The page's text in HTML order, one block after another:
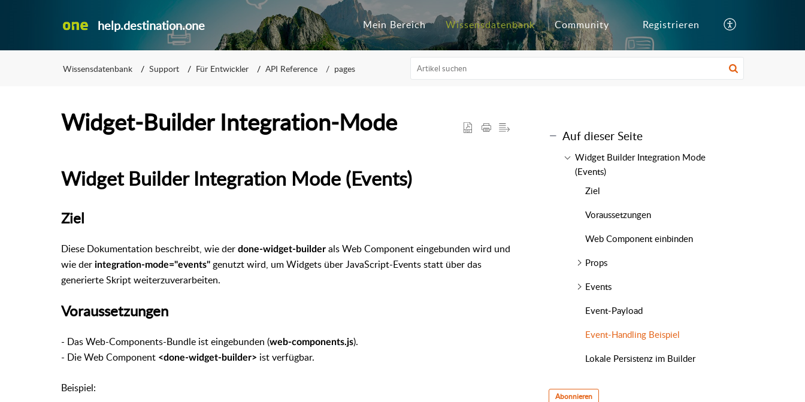
help.destination.one Mein Bereich Wissensdatenbank Community Registrieren
Wissensdatenbank Support Für Entwickler API Reference pages
Widget-Builder Integration-Mode
Widget Builder Integration Mode (Events)
Ziel
Diese Dokumentation beschreibt, wie der done-widget-builder als Web Component eingebunden wird und
wie der integration-mode="events" genutzt wird, um Widgets über JavaScript-Events statt über das
generierte Skript weiterzuverarbeiten.
Voraussetzungen
- Das Web-Components-Bundle ist eingebunden (web-components.js).
- Die Web Component <done-widget-builder> ist verfügbar.
Beispiel:
Auf dieser Seite
Widget Builder Integration Mode
(Events)
Ziel
Voraussetzungen
Web Component einbinden
Props
Events
Event-Payload
Event-Handling Beispiel
Lokale Persistenz im Builder
Abonnieren